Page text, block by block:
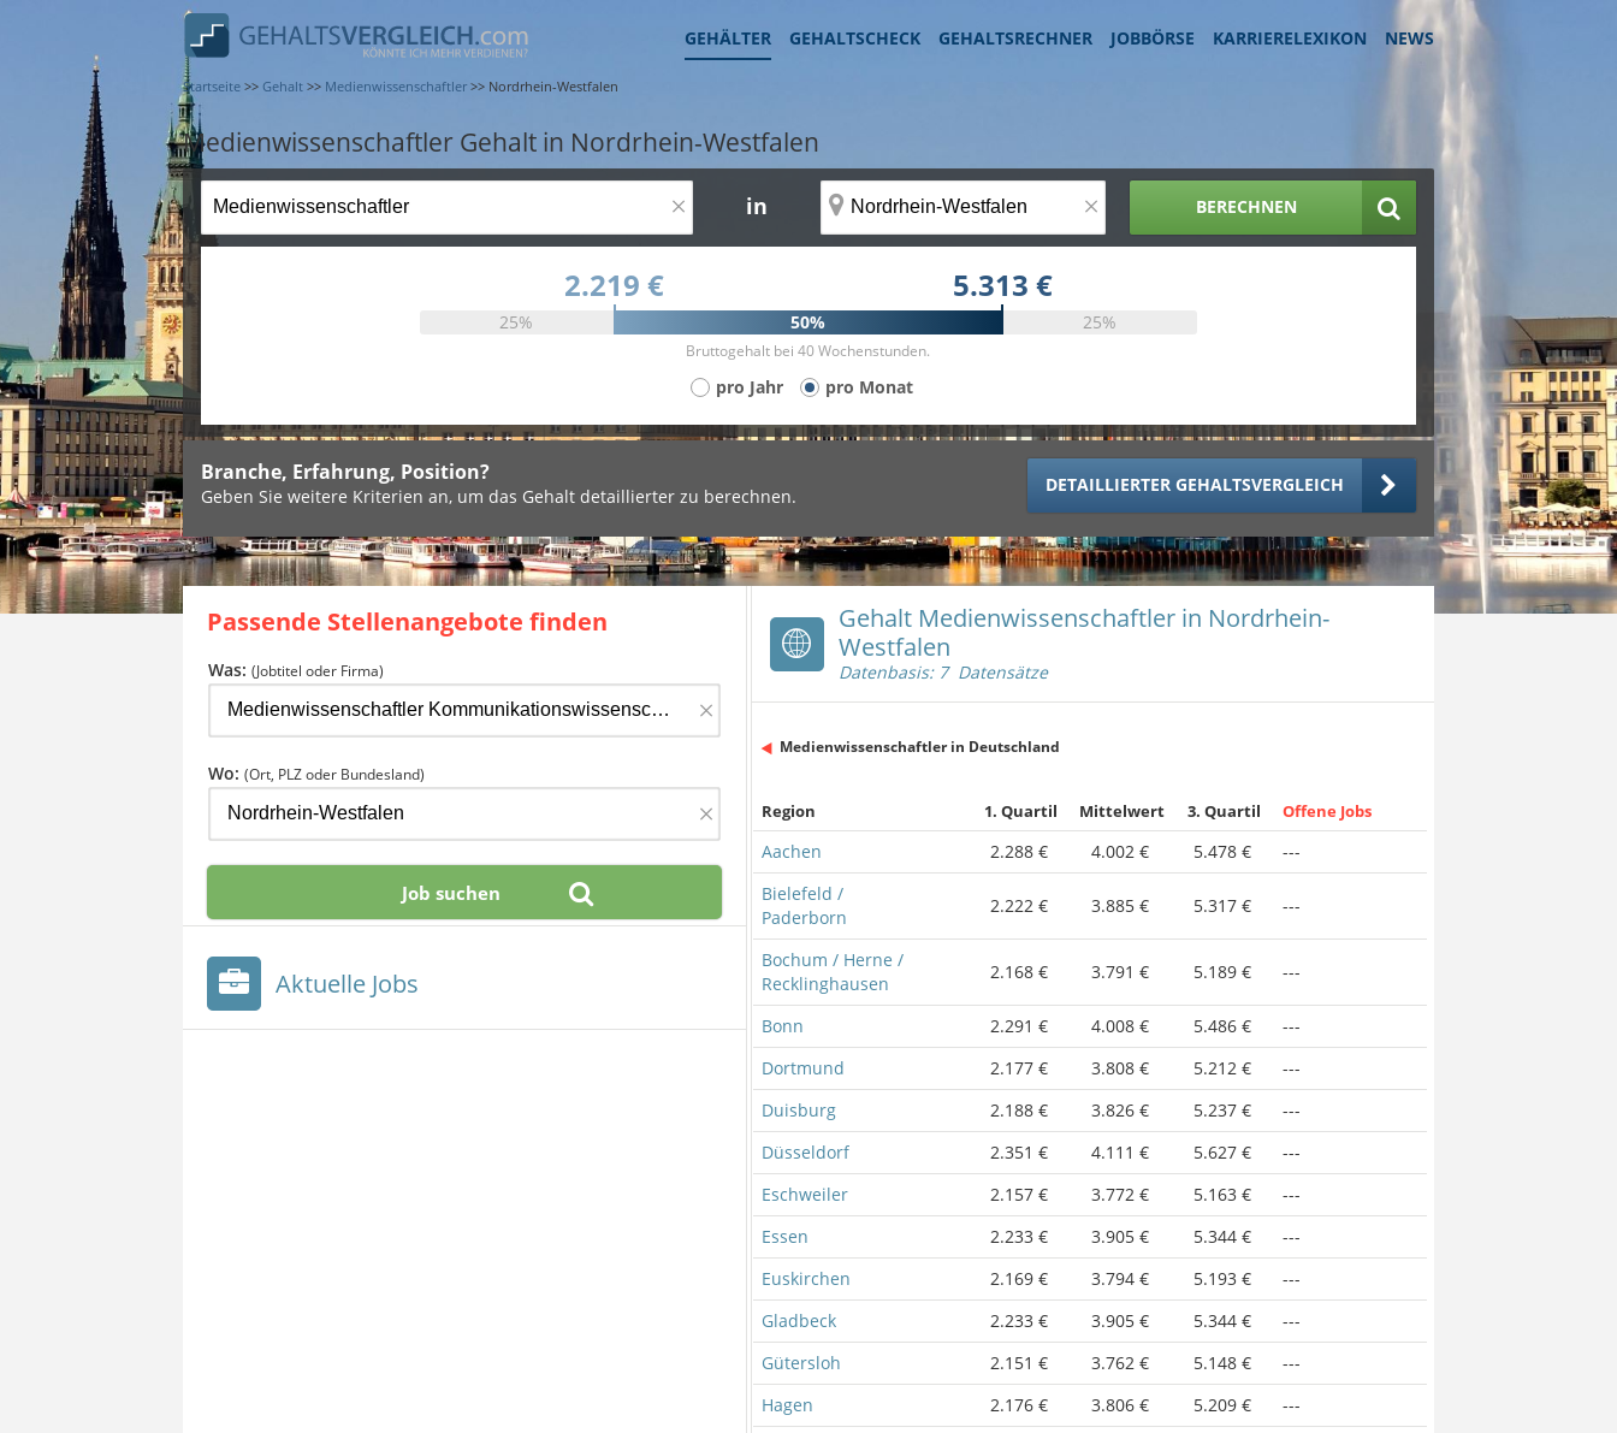
GEHÄLTER GEHALTSCHECK GEHALTSRECHNER JOBBÖRSE KARRIERELEXIKON NEWS
Startseite >> Gehalt >> Medienwissenschaftler >> Nordrhein-Westfalen
Medienwissenschaftler Gehalt in Nordrhein-Westfalen
× in × BERECHNEN
2.219 € 5.313 €
25% 50% 25%
Bruttogehalt bei 40 Wochenstunden.
pro Jahr pro Monat
Branche, Erfahrung, Position?
Geben Sie weitere Kriterien an, um das Gehalt detaillierter zu berechnen.
DETAILLIERTER GEHALTSVERGLEICH
Gehalt Medienwissenschaftler in Nordrhein-
Westfalen
Datenbasis: 7 Datensätze
Medienwissenschaftler in Deutschland
Region 1. Quartil Mittelwert 3. Quartil Offene Jobs
Aachen 2.288 € 4.002 € 5.478 €
---
Bielefeld /
Paderborn
2.222 € 3.885 € 5.317 € ---
Bochum / Herne /
Recklinghausen
2.168 € 3.791 € 5.189 € ---
Bonn 2.291 € 4.008 € 5.486 €
---
Dortmund
2.177 € 3.808 € 5.212 €
---
Duisburg
2.188 € 3.826 € 5.237 €
---
Düsseldorf
2.351 € 4.111 € 5.627 €
---
Eschweiler
2.157 € 3.772 € 5.163 €
---
Essen
2.233 € 3.905 € 5.344 €
---
Euskirchen
2.169 € 3.794 € 5.193 €
---
Gladbeck
2.233 € 3.905 € 5.344 €
---
Gütersloh
2.151 € 3.762 € 5.148 €
---
Hagen
2.176 € 3.806 € 5.209 €
---
Passende Stellenangebote finden
Was: (Jobtitel oder Firma)
×
Wo: (Ort, PLZ oder Bundesland)
×
Aktuelle Jobs